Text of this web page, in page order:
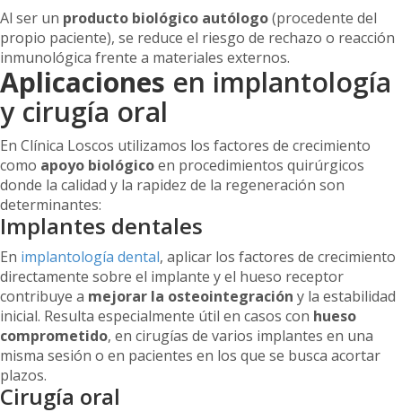
Al ser un producto biológico autólogo(procedente del
propio paciente), se reduce el riesgo de rechazo o reacción
inmunológica frente a materiales externos.
Aplicaciones en implantología
y cirugía oral
En Clínica Loscos utilizamos los factores de crecimiento
como apoyo biológicoen procedimientos quirúrgicos
donde la calidad y la rapidez de la regeneración son
determinantes:
Implantes dentales
En implantología dental, aplicar los factores de crecimiento
directamente sobre el implante y el hueso receptor
contribuye a mejorar la osteointegración y la estabilidad
inicial. Resulta especialmente útil en casos con hueso
comprometido, en cirugías de varios implantes en una
misma sesión o en pacientes en los que se busca acortar
plazos.
Cirugía oral